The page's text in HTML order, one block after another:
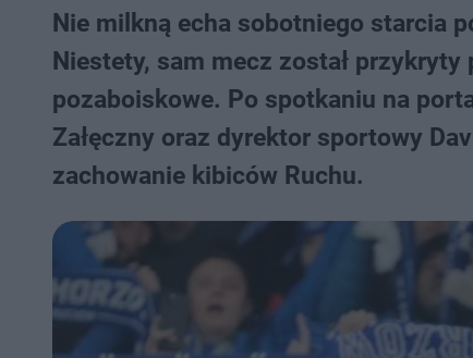
Nie milkną echa sobotniego starcia
Niestety, sam mecz został
pozaboiskowe. Po spotkaniu na
Załęczny oraz dyrektor sportowy
zachowanie kibiców Ruchu.